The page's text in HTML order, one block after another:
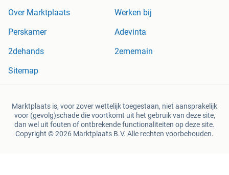
Over Marktplaats
Werken bij
Perskamer
Adevinta
2dehands
2ememain
Sitemap
Marktplaats is, voor zover wettelijk toegestaan, niet aansprakelijk
voor (gevolg)schade die voortkomt uit het gebruik van deze site,
dan wel uit fouten of ontbrekende functionaliteiten op deze site.
Copyright © 2026 Marktplaats B.V. Alle rechten voorbehouden.